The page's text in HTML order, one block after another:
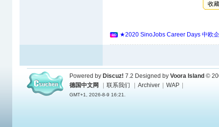
收
★2020 SinoJobs Career Days 中欧
Powered by Discuz! 7.2 Designed by Voora Island ©
德国中文网
联系我们 Archiver WAP
GMT+1, 2026-8-9 16:21.